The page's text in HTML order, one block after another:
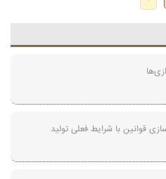
قوانین با شرایط فعلی تولید